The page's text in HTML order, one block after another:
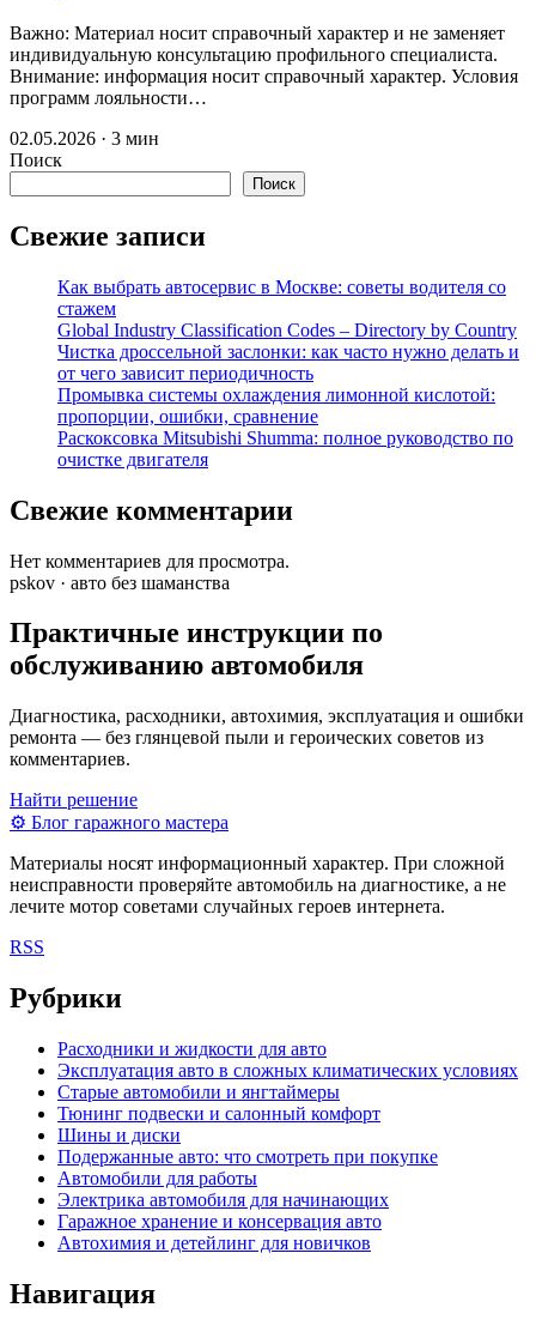
Важно: Материал носит справочный характер и не заменяет
индивидуальную консультацию профильного специалиста.
Внимание: информация носит справочный характер. Условия
программ лояльности…
02.05.2026 · 3 мин
Поиск
Поиск
Свежие записи
Как выбрать автосервис в Москве: советы водителя со
стажем
Global Industry Classification Codes – Directory by Country
Чистка дроссельной заслонки: как часто нужно делать и
от чего зависит периодичность
Промывка системы охлаждения лимонной кислотой:
пропорции, ошибки, сравнение
Раскоксовка Mitsubishi Shumma: полное руководство по
очистке двигателя
Свежие комментарии
Нет комментариев для просмотра.
pskov · авто без шаманства
Практичные инструкции по
обслуживанию автомобиля
Диагностика, расходники, автохимия, эксплуатация и ошибки
ремонта — без глянцевой пыли и героических советов из
комментариев.
Найти решение
⚙ Блог гаражного мастера
Материалы носят информационный характер. При сложной
неисправности проверяйте автомобиль на диагностике, а не
лечите мотор советами случайных героев интернета.
RSS
Рубрики
Расходники и жидкости для авто
Эксплуатация авто в сложных климатических условиях
Старые автомобили и янгтаймеры
Тюнинг подвески и салонный комфорт
Шины и диски
Подержанные авто: что смотреть при покупке
Автомобили для работы
Электрика автомобиля для начинающих
Гаражное хранение и консервация авто
Автохимия и детейлинг для новичков
Навигация